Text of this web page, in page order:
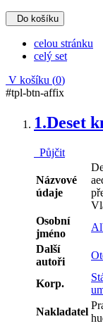
Do košíku
celou stránku
celý set
V košíku (0)
#tpl-btn-affix
1.Deset
Půjčit
Názvové
údaje
Osobní
jméno
Další
autoři
Korp.
Nakladatel